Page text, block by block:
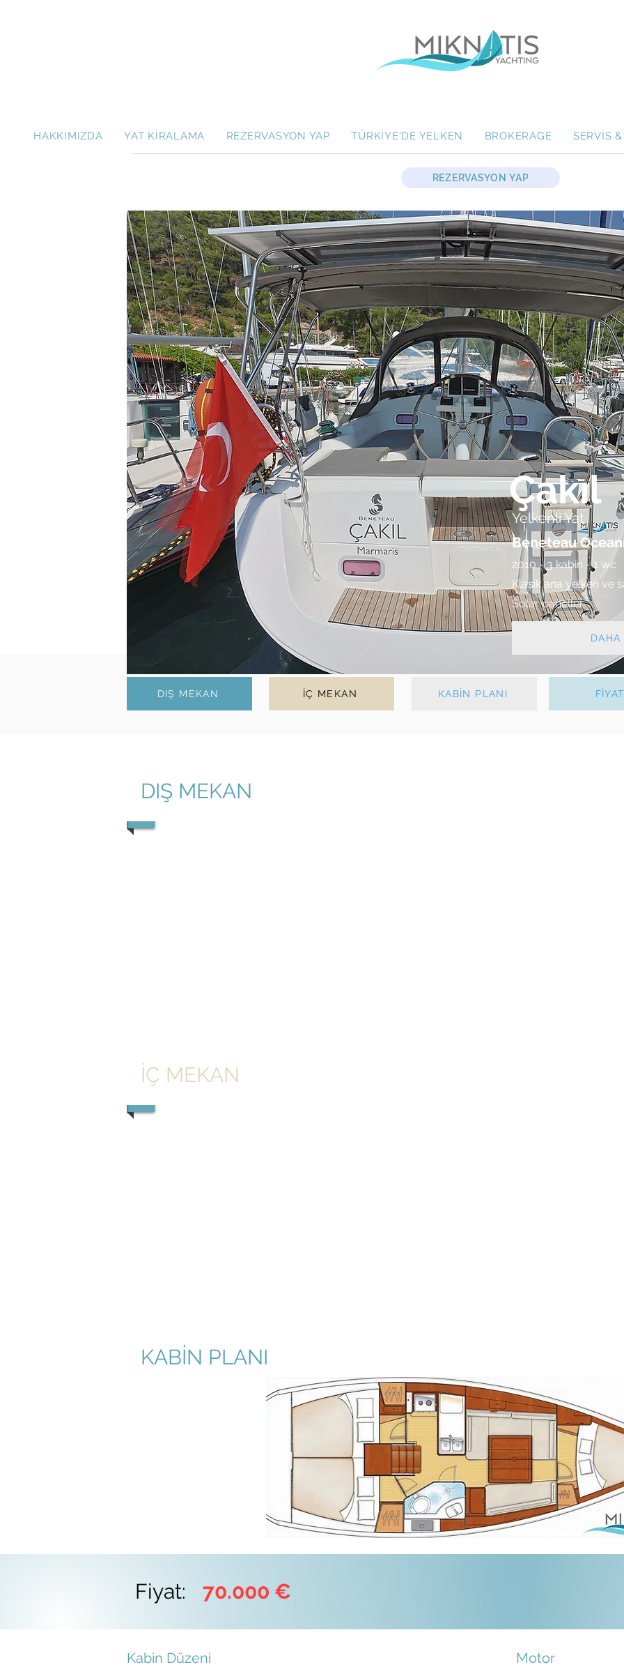
HAKKIMIZDA YAT KİRALAMA REZERVASYON YAP TÜRKİYE'DE YELKEN BROKERAGE SERVİS
REZERVASYON YAP
DIŞ MEKAN İÇ MEKAN KABİN PLANI
Çakıl
Yelkenli Yat
Beneteau
2010 - 3 kabin - 1 wc
Klasik ana yelken ve
Solar paneller
DIŞ MEKAN
İÇ MEKAN
KABİN PLANI
Fiyat: 70.000 €
Kabin Düzeni Motor